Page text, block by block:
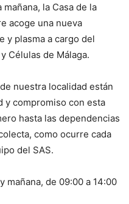
la Casa de la
acoge una nueva
y plasma a cargo del
Células de Málaga.
nuestra localidad están
y compromiso con esta
hasta las dependencias
como ocurre cada
del SAS.
mañana, de 09:00 a 14:00